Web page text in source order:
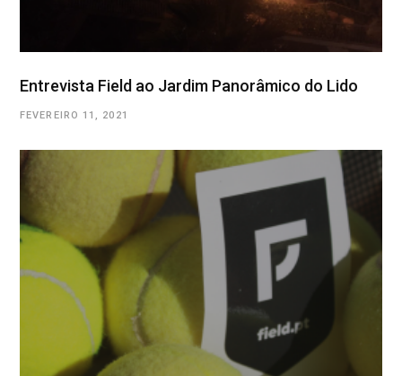
Entrevista Field ao Jardim Panorâmico do Lido
FEVEREIRO 11, 2021